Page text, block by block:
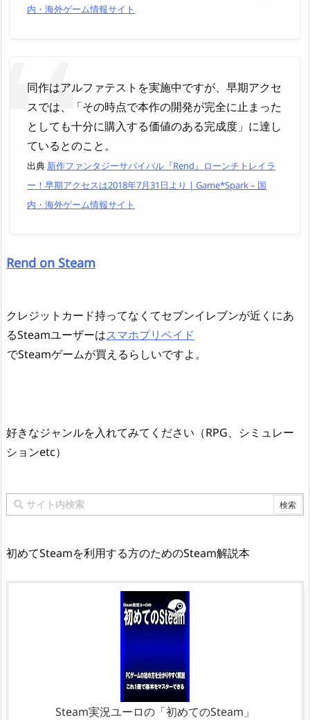
内・海外ゲーム情報サイト
同作はアルファテストを実施中ですが、早期アクセ
スでは、「その時点で本作の開発が完全に止まった
としても十分に購入する価値のある完成度」に達し
ているとのこと。
出典 新作ファンタジーサバイバル『Rend』ローンチトレイラ
ー！早期アクセスは2018年7月31日より | Game*Spark – 国
内・海外ゲーム情報サイト
Rend on Steam
クレジットカード持ってなくてセブンイレブンが近くにあ
るSteamユーザーはスマホプリペイド
でSteamゲームが買えるらしいですよ。
好きなジャンルを入れてみてください（RPG、シミュレー
ションetc）
初めてSteamを利用する方のためのSteam解説本
Steam実況ユーロの「初めてのSteam」